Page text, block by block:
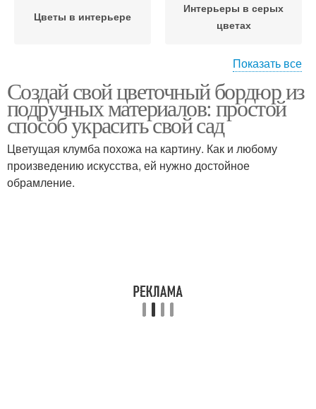
Цветы в интерьере
Интерьеры в серых
цветах
Отдельные цвета
Показать все
Создай свой цветочный бордюр из
подручных материалов: простой
способ украсить свой сад
Цветущая клумба похожа на картину. Как и любому
произведению искусства, ей нужно достойное
обрамление.